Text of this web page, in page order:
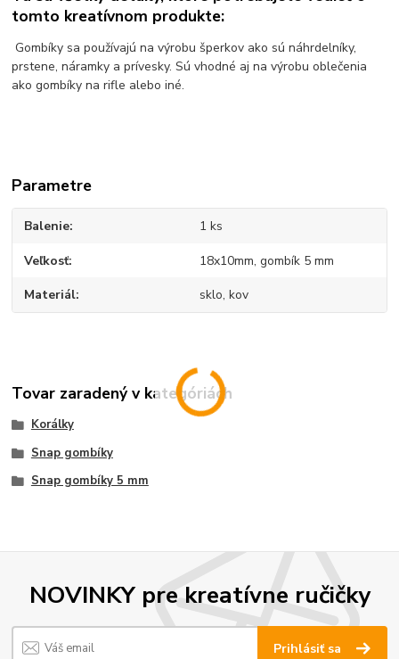
tomto kreatívnom produkte:
Gombíky sa používajú na výrobu šperkov ako sú náhrdelníky,
prstene, náramky a prívesky. Sú vhodné aj na výrobu oblečenia
ako gombíky na rifle alebo iné.
Parametre
Balenie 1 ks
Veľkosť 18x10mm, gombík 5 mm
Materiál sklo, kov
Tovar zaradený v kategóriách
Korálky
Snap gombíky
Snap gombíky 5 mm
NOVINKY pre kreatívne ručičky
Prihlásiť sa